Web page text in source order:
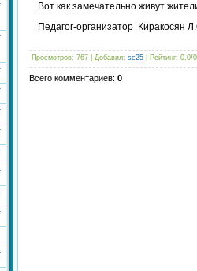
Вот как замечательно живут
Педагог-организатор Киракосян
Просмотров: 767 | Добавил: sc25 Рейтинг: 0.0/0
Всего комментариев: 0